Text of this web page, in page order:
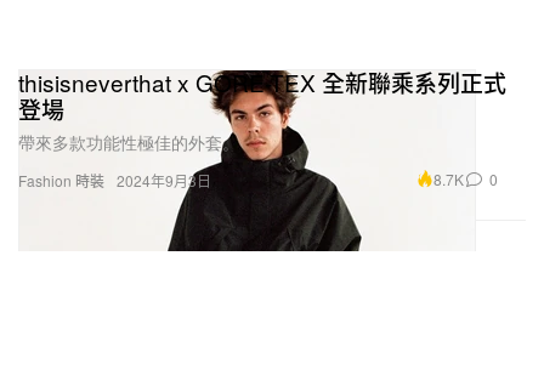
Fashion 時裝
thisisneverthat x GORE-TEX 全新聯乘系列正式
登場
帶來多款功能性極佳的外套。
2024年9月3日 8.7K 0